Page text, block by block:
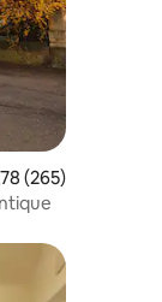
moyenne
(265)